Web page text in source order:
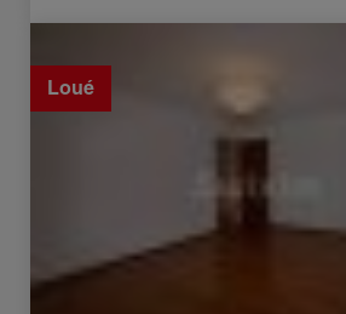
Loué